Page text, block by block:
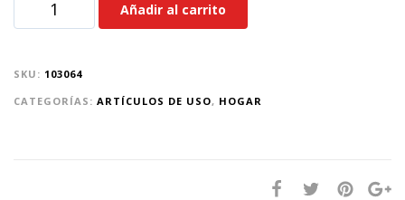
Añadir al carrito
SKU: 103064
CATEGORÍAS: ARTÍCULOS DE USO, HOGAR